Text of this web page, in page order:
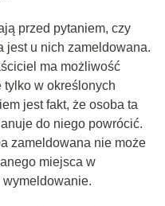
przed pytaniem, czy
jest u nich zameldowana.
ma możliwość
w określonych
jest fakt, że osoba ta
do niego powrócić.
zameldowana nie może
miejsca w
wymeldowanie.